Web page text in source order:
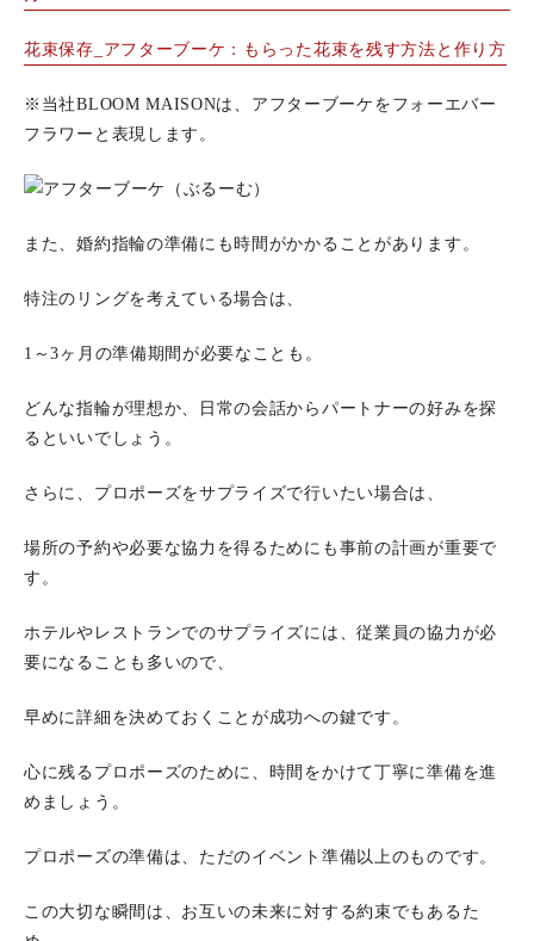
花束保存_アフターブーケ：もらった花束を残す方法と作り方
※当社BLOOM MAISONは、アフターブーケをフォーエバー
フラワーと表現します。
また、婚約指輪の準備にも時間がかかることがあります。
特注のリングを考えている場合は、
1～3ヶ月の準備期間が必要なことも。
どんな指輪が理想か、日常の会話からパートナーの好みを探
るといいでしょう。
さらに、プロポーズをサプライズで行いたい場合は、
場所の予約や必要な協力を得るためにも事前の計画が重要で
す。
ホテルやレストランでのサプライズには、従業員の協力が必
要になることも多いので、
早めに詳細を決めておくことが成功への鍵です。
心に残るプロポーズのために、時間をかけて丁寧に準備を進
めましょう。
プロポーズの準備は、ただのイベント準備以上のものです。
この大切な瞬間は、お互いの未来に対する約束でもあるた